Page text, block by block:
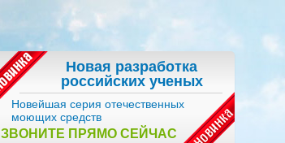
Новая разработка
российских ученых
Новейшая серия отечественных
моющих средств
ЗВОНИТЕ ПРЯМО СЕЙЧАС